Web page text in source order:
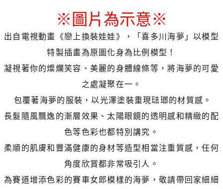
※圖片為示意※
出自電視動畫《戀上換裝娃娃》，「喜多川海夢」以模型
特製插畫為原圖化身為比例模型！
凝視著你的燦爛笑容、美麗的身體線條等，將海夢的可愛
之處凝聚在一。
包覆著海夢的服裝，以光澤塗裝重現琺瑯的材質感。
長髮隨風飄逸的漸層效果、太陽眼鏡的透明感和精緻的配
色等色彩也都特別講究。
柔順的肌膚和豐滿健康的身材等造型相當注重質感，任何
角度欣賞都非常吸引人。
為賽道增添色彩的賽車女郎模樣的海夢，敬請帶回家細細